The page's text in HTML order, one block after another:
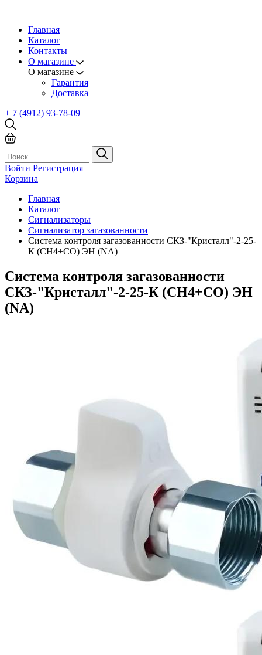
Главная
Каталог
Контакты
О магазине
О магазине
Гарантия
Доставка
+ 7 (4912) 93-78-09
Войти Регистрация
Корзина
Главная
Каталог
Сигнализаторы
Сигнализатор загазованности
Система контроля загазованности СКЗ-"Кристалл"-2-25-
К (СН4+СО) ЭН (NA)
Система контроля загазованности
СКЗ-"Кристалл"-2-25-К (СН4+СО) ЭН
(NA)